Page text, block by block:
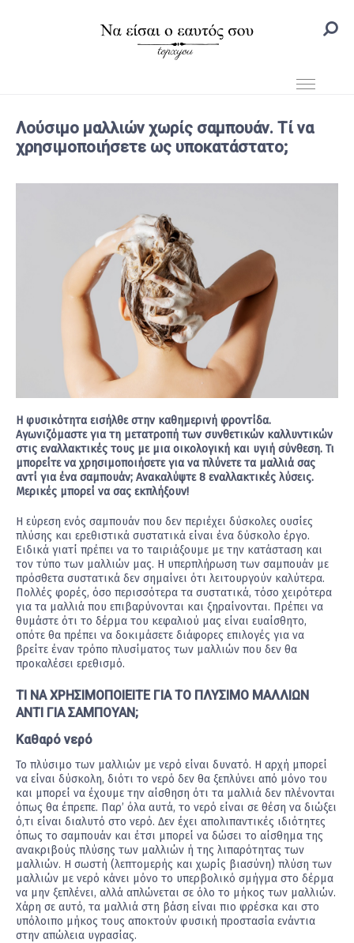
Λούσιμο μαλλιών χωρίς σαμπουάν. Τί να
χρησιμοποιήσετε ως υποκατάστατο;
Η φυσικότητα εισήλθε στην καθημερινή φροντίδα.
Αγωνιζόμαστε για τη μετατροπή των συνθετικών καλλυντικών
στις εναλλακτικές τους με μια οικολογική και υγιή σύνθεση. Τι
μπορείτε να χρησιμοποιήσετε για να πλύνετε τα μαλλιά σας
αντί για ένα σαμπουάν; Ανακαλύψτε 8 εναλλακτικές λύσεις.
Μερικές μπορεί να σας εκπλήξουν!
Η εύρεση ενός σαμπουάν που δεν περιέχει δύσκολες ουσίες
πλύσης και ερεθιστικά συστατικά είναι ένα δύσκολο έργο.
Ειδικά γιατί πρέπει να το ταιριάξουμε με την κατάσταση και
τον τύπο των μαλλιών μας. Η υπερπλήρωση των σαμπουάν με
πρόσθετα συστατικά δεν σημαίνει ότι λειτουργούν καλύτερα.
Πολλές φορές, όσο περισσότερα τα συστατικά, τόσο χειρότερα
για τα μαλλιά που επιβαρύνονται και ξηραίνονται. Πρέπει να
θυμάστε ότι το δέρμα του κεφαλιού μας είναι ευαίσθητο,
οπότε θα πρέπει να δοκιμάσετε διάφορες επιλογές για να
βρείτε έναν τρόπο πλυσίματος των μαλλιών που δεν θα
προκαλέσει ερεθισμό.
ΤΙ ΝΑ ΧΡΗΣΙΜΟΠΟΙΕΙΤΕ ΓΙΑ ΤΟ ΠΛΥΣΙΜΟ ΜΑΛΛΙΩΝ
ΑΝΤΙ ΓΙΑ ΣΑΜΠΟΥΑΝ;
Καθαρό νερό
Το πλύσιμο των μαλλιών με νερό είναι δυνατό. Η αρχή μπορεί
να είναι δύσκολη, διότι το νερό δεν θα ξεπλύνει από μόνο του
και μπορεί να έχουμε την αίσθηση ότι τα μαλλιά δεν πλένονται
όπως θα έπρεπε. Παρ’ όλα αυτά, το νερό είναι σε θέση να διώξει
ό,τι είναι διαλυτό στο νερό. Δεν έχει απολιπαντικές ιδιότητες
όπως το σαμπουάν και έτσι μπορεί να δώσει το αίσθημα της
ανακριβούς πλύσης των μαλλιών ή της λιπαρότητας των
μαλλιών. Η σωστή (λεπτομερής και χωρίς βιασύνη) πλύση των
μαλλιών με νερό κάνει μόνο το υπερβολικό σμήγμα στο δέρμα
να μην ξεπλένει, αλλά απλώνεται σε όλο το μήκος των μαλλιών.
Χάρη σε αυτό, τα μαλλιά στη βάση είναι πιο φρέσκα και στο
υπόλοιπο μήκος τους αποκτούν φυσική προστασία ενάντια
στην απώλεια υγρασίας.